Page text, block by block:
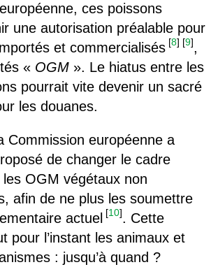
ces poissons
une autorisation préalable pour
et commercialisés [8] [9],
« OGM». Le hiatus entre les
pourrait vite devenir un sacré
les douanes.
Commission européenne a
de changer le cadre
les OGM végétaux non
afin de ne plus les soumettre
actuel [10]. Cette
pour l’instant les animaux et
: jusqu’à quand ?